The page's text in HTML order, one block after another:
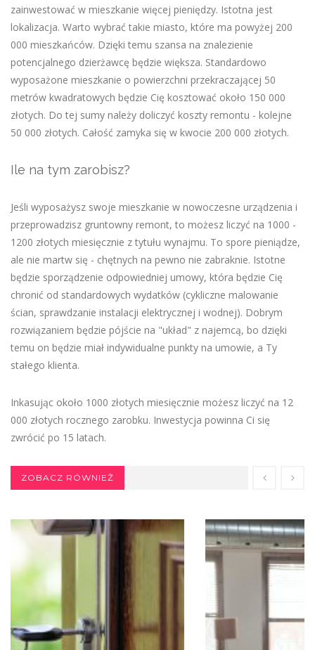
zainwestować w mieszkanie więcej pieniędzy. Istotna jest
lokalizacja. Warto wybrać takie miasto, które ma powyżej 200
000 mieszkańców. Dzięki temu szansa na znalezienie
potencjalnego dzierżawcę będzie większa. Standardowo
wyposażone mieszkanie o powierzchni przekraczającej 50
metrów kwadratowych będzie Cię kosztować około 150 000
złotych. Do tej sumy należy doliczyć koszty remontu - kolejne
50 000 złotych. Całość zamyka się w kwocie 200 000 złotych.
Ile na tym zarobisz?
Jeśli wyposażysz swoje mieszkanie w nowoczesne urządzenia i
przeprowadzisz gruntowny remont, to możesz liczyć na 1000 -
1200 złotych miesięcznie z tytułu wynajmu. To spore pieniądze,
ale nie martw się - chętnych na pewno nie zabraknie. Istotne
będzie sporządzenie odpowiedniej umowy, która będzie Cię
chronić od standardowych wydatków (cykliczne malowanie
ścian, sprawdzanie instalacji elektrycznej i wodnej). Dobrym
rozwiązaniem będzie pójście na "układ" z najemcą, bo dzięki
temu on będzie miał indywidualne punkty na umowie, a Ty
stałego klienta.
Inkasując około 1000 złotych miesięcznie możesz liczyć na 12
000 złotych rocznego zarobku. Inwestycja powinna Ci się
zwrócić po 15 latach.
ZOBACZ RÓWNIEŻ